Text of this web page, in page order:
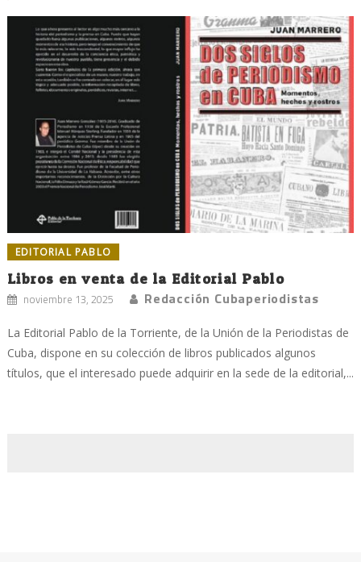
EDITORIAL PABLO
Libros en venta de la Editorial Pablo
noviembre 13, 2025 Redacción Cubaperiodistas
La Editorial Pablo de la Torriente, de la Unión de la Periodistas de
Cuba, dispone en su colección de libros publicados algunos
títulos, que el interesado puede adquirir en la sede de la editorial,...